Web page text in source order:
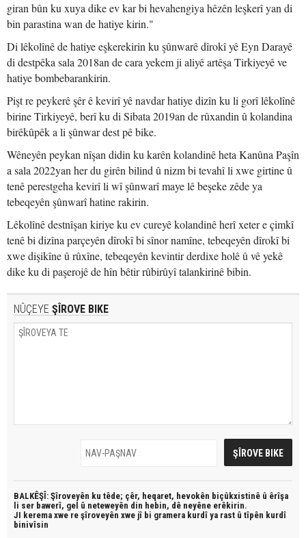
giran bûn ku xuya dike ev kar bi hevahengiya hêzên leşkerî yan di
bin parastina wan de hatiye kirin."
Di lêkolînê de hatiye eşkerekirin ku şûnwarê dîrokî yê Eyn Darayê
di destpêka sala 2018an de cara yekem ji aliyê artêşa Tirkiyeyê ve
hatiye bombebarankirin.
Pişt re peykerê şêr ê kevirî yê navdar hatiye dizîn ku li gorî lêkolînê
birine Tirkiyeyê, berî ku di Sibata 2019an de rûxandin û kolandina
birêkûpêk a li şûnwar dest pê bike.
Wêneyên peykan nîşan didin ku karên kolandinê heta Kanûna Paşîn
a sala 2022yan her du girên bilind û nizm bi tevahî li xwe girtine û
tenê perestgeha kevirî li wî şûnwarî maye lê beşeke zêde ya
tebeqeyên şûnwarî hatine rakirin.
Lêkolînê destnîşan kiriye ku ev cureyê kolandinê herî xeter e çimkî
tenê bi dizîna parçeyên dîrokî bi sînor namîne, tebeqeyên dîrokî bi
xwe dişikîne û rûxîne, tebeqeyên kevintir derdixe holê û vê yekê
dike ku di paşerojê de hîn bêtir rûbirûyî talankirinê bibin.
NÛÇEYE ŞÎROVE BIKE
BALKÊŞÎ: Şîroveyên ku têde; çêr, heqaret, hevokên biçûkxistinê û êrîşa
li ser bawerî, gel û neteweyên din hebin, dê neyêne erêkirin.
JI kerema xwe re şîroveyên xwe jî bi gramera kurdî ya rast û tîpên kurdî
binivîsin